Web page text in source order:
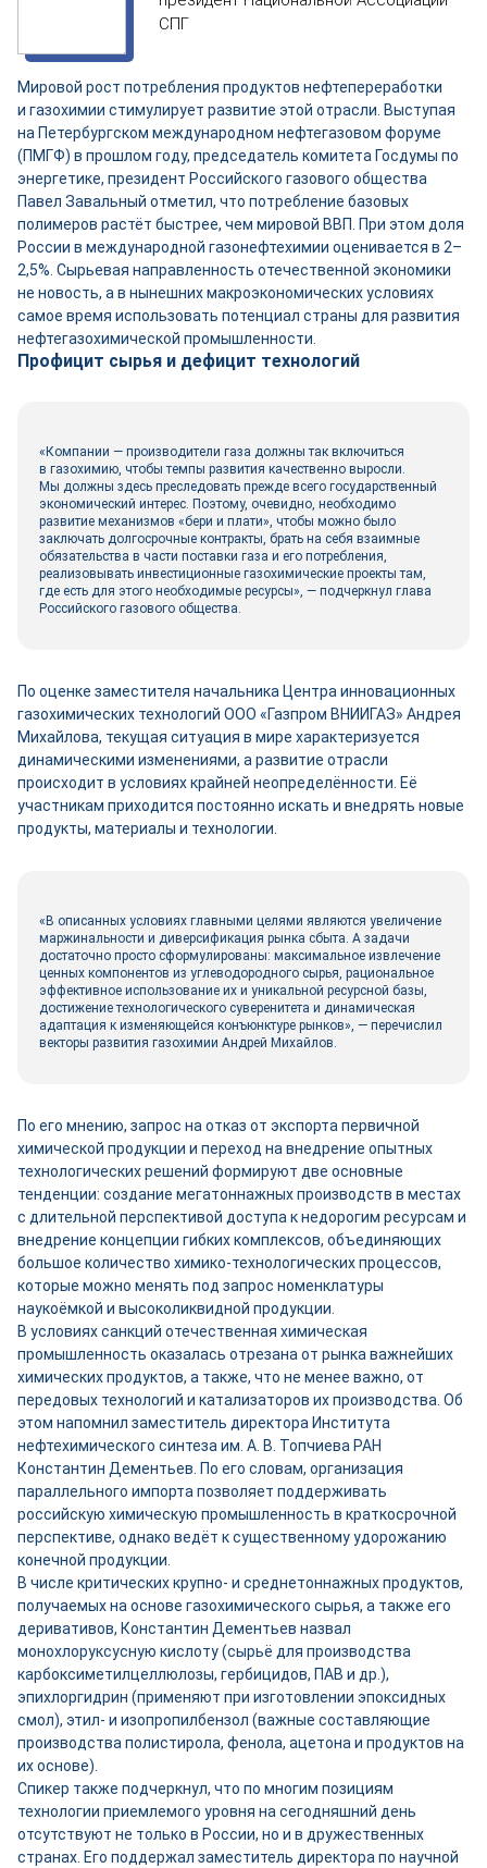
СПГ
Мировой рост потребления продуктов нефтепереработки
и газохимии стимулирует развитие этой отрасли. Выступая
на Петербургском международном нефтегазовом форуме
(ПМГФ) в прошлом году, председатель комитета Госдумы по
энергетике, президент Российского газового общества
Павел Завальный отметил, что потребление базовых
полимеров растёт быстрее, чем мировой ВВП. При этом доля
России в международной газонефтехимии оценивается в 2–
2,5%. Сырьевая направленность отечественной экономики
не новость, а в нынешних макроэкономических условиях
самое время использовать потенциал страны для развития
нефтегазохимической промышленности.
Профицит сырья и дефицит технологий
«Компании — производители газа должны так включиться
в газохимию, чтобы темпы развития качественно выросли.
Мы должны здесь преследовать прежде всего государственный
экономический интерес. Поэтому, очевидно, необходимо
развитие механизмов «бери и плати», чтобы можно было
заключать долгосрочные контракты, брать на себя взаимные
обязательства в части поставки газа и его потребления,
реализовывать инвестиционные газохимические проекты там,
где есть для этого необходимые ресурсы», — подчеркнул глава
Российского газового общества.
По оценке заместителя начальника Центра инновационных
газохимических технологий ООО «Газпром ВНИИГАЗ» Андрея
Михайлова, текущая ситуация в мире характеризуется
динамическими изменениями, а развитие отрасли
происходит в условиях крайней неопределённости. Её
участникам приходится постоянно искать и внедрять новые
продукты, материалы и технологии.
«В описанных условиях главными целями являются увеличение
маржинальности и диверсификация рынка сбыта. А задачи
достаточно просто сформулированы: максимальное извлечение
ценных компонентов из углеводородного сырья, рациональное
эффективное использование их и уникальной ресурсной базы,
достижение технологического суверенитета и динамическая
адаптация к изменяющейся конъюнктуре рынков», — перечислил
векторы развития газохимии Андрей Михайлов.
По его мнению, запрос на отказ от экспорта первичной
химической продукции и переход на внедрение опытных
технологических решений формируют две основные
тенденции: создание мегатоннажных производств в местах
с длительной перспективой доступа к недорогим ресурсам и
внедрение концепции гибких комплексов, объединяющих
большое количество химико-технологических процессов,
которые можно менять под запрос номенклатуры
наукоёмкой и высоколиквидной продукции.
В условиях санкций отечественная химическая
промышленность оказалась отрезана от рынка важнейших
химических продуктов, а также, что не менее важно, от
передовых технологий и катализаторов их производства. Об
этом напомнил заместитель директора Института
нефтехимического синтеза им. А. В. Топчиева РАН
Константин Дементьев. По его словам, организация
параллельного импорта позволяет поддерживать
российскую химическую промышленность в краткосрочной
перспективе, однако ведёт к существенному удорожанию
конечной продукции.
В числе критических крупно- и среднетоннажных продуктов,
получаемых на основе газохимического сырья, а также его
деривативов, Константин Дементьев назвал
монохлоруксусную кислоту (сырьё для производства
карбоксиметилцеллюлозы, гербицидов, ПАВ и др.),
эпихлоргидрин (применяют при изготовлении эпоксидных
смол), этил- и изопропилбензол (важные составляющие
производства полистирола, фенола, ацетона и продуктов на
их основе).
Спикер также подчеркнул, что по многим позициям
технологии приемлемого уровня на сегодняшний день
отсутствуют не только в России, но и в дружественных
странах. Его поддержал заместитель директора по научной